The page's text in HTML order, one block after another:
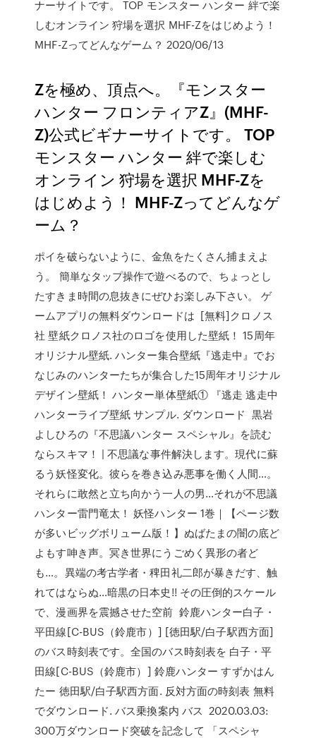
ナーサイトです。 TOP モンスター ハンター 絆で楽
しむオンライン 狩場を選択 MHF-Zをはじめよう！
MHF-Zってどんなゲーム？ 2020/06/13
Zを極め、頂点へ。『モンスター
ハンター フロンティアZ』(MHF-
Z)公式ビギナーサイトです。 TOP
モンスター ハンター 絆で楽しむ
オンライン 狩場を選択 MHF-Zを
はじめよう！ MHF-Zってどんなゲ
ーム？
ポイを破らないように、金魚をたくさん捕まえよ
う。 簡単なタップ操作で遊べるので、ちょっとし
たすきま時間の息抜きにぜひお楽しみ下さい。 ゲ
ームアプリの無料ダウンロードは [無料]クロノス
社 壁紙クロノス社のロゴを使用した壁紙！ 15周年
オリジナル壁紙. ハンター集合壁紙『逃走中』でお
なじみのハンターたちが集合した15周年オリジナル
デザイン壁紙！ ハンター単体壁紙① 『逃走 逃走中
ハンターライブ壁紙 サンプル. ダウンロード 黒岩
よしひろの『不思議ハンター スペシャル』を読む
ならスキマ！ | 不思議な事件解決します。現代に蘇
るう妖怪変化。彼らを巻き込み悪事を働く人間…。
それらに敢然と立ち向かう一人の男…それが不思議
ハンター雷門竜太！ 妖怪ハンター 1巻｜【ページ数
が多いビッグボリューム版！】ぬばたまの闇の底ど
よもす呻き声。冥き世界にうごめく異形の者ど
も…。異端の考古学者・稗田礼二郎が暴きだす、触
れてはならぬ…暗黒の日本史!! その圧倒的スケール
で、漫画界を震撼させた空前 鈴鹿ハンター白子・
平田線[C-BUS（鈴鹿市）] [徳田駅/白子駅西方面]
のバス時刻表です。全国のバス時刻表を 白子・平
田線[C-BUS（鈴鹿市）] 鈴鹿ハンター すずかはん
たー 徳田駅/白子駅西方面. 反対方面の時刻表 無料
でダウンロード. バス乗換案内 バス 2020.03.03:
300万ダウンロード突破を記念して 「スペシャ